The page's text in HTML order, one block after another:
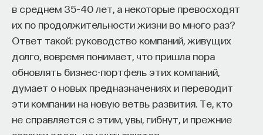
в среднем 35–40 лет, а некоторые превосходят
их по продолжительности жизни во много раз?
Ответ такой: руководство компаний, живущих
долго, вовремя понимает, что пришла пора
обновлять бизнес-портфель этих компаний,
думает о новых предназначениях и переводит
эти компании на новую ветвь развития. Те, кто
не справляется с этим, увы, гибнут, и прежние
показаться. Если преподаватель выдает задание,
студент перепоручает его нейросети, а потом
просто приносит готовый текст, это лишь делает
старую проблему совсем уж неустранимой.
Но и привычная университетская схема, в которой
преподаватель что-то рассказал, студент что-то
записал, а затем попытался пересказать это
наизусть, тоже почти не оставляет места для